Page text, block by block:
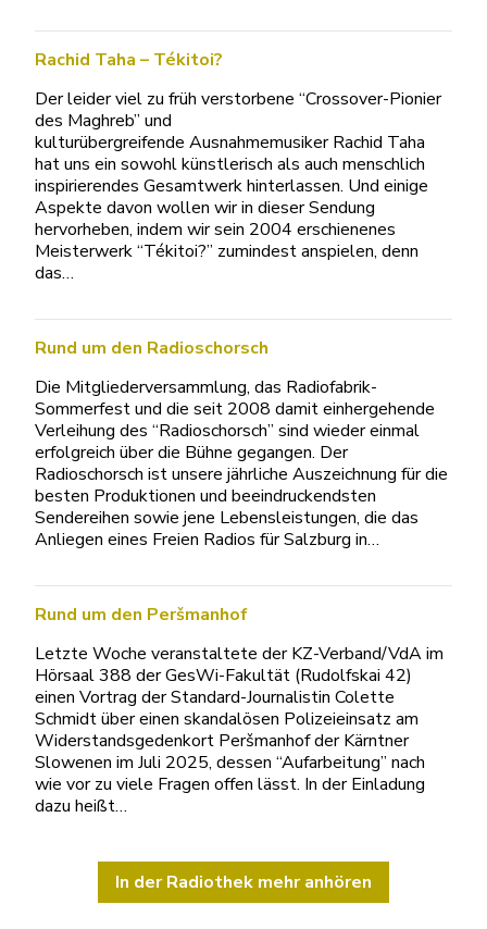
Rachid Taha – Tékitoi?
Der leider viel zu früh verstorbene “Crossover-Pionier
des Maghreb” und
kulturübergreifende Ausnahmemusiker Rachid Taha
hat uns ein sowohl künstlerisch als auch menschlich
inspirierendes Gesamtwerk hinterlassen. Und einige
Aspekte davon wollen wir in dieser Sendung
hervorheben, indem wir sein 2004 erschienenes
Meisterwerk “Tékitoi?” zumindest anspielen, denn
das…
Rund um den Radioschorsch
Die Mitgliederversammlung, das Radiofabrik-
Sommerfest und die seit 2008 damit einhergehende
Verleihung des “Radioschorsch” sind wieder einmal
erfolgreich über die Bühne gegangen. Der
Radioschorsch ist unsere jährliche Auszeichnung für die
besten Produktionen und beeindruckendsten
Sendereihen sowie jene Lebensleistungen, die das
Anliegen eines Freien Radios für Salzburg in…
Rund um den Peršmanhof
Letzte Woche veranstaltete der KZ-Verband/VdA im
Hörsaal 388 der GesWi-Fakultät (Rudolfskai 42)
einen Vortrag der Standard-Journalistin Colette
Schmidt über einen skandalösen Polizeieinsatz am
Widerstandsgedenkort Peršmanhof der Kärntner
Slowenen im Juli 2025, dessen “Aufarbeitung” nach
wie vor zu viele Fragen offen lässt. In der Einladung
dazu heißt…
In der Radiothek mehr anhören